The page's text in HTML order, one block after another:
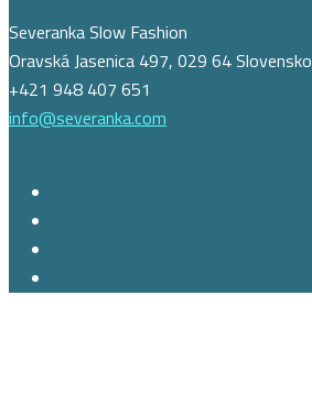
Severanka Slow Fashion
Oravská Jasenica 497, 029 64 Slovensko
+421 948 407 651
info@severanka.com